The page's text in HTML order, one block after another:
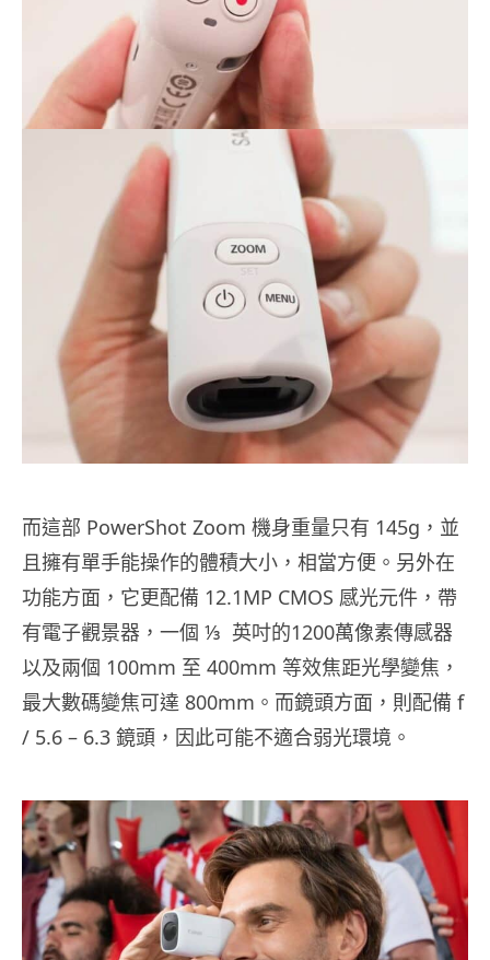
而這部 PowerShot Zoom 機身重量只有 145g，並
且擁有單手能操作的體積大小，相當方便。另外在
功能方面，它更配備 12.1MP CMOS 感光元件，帶
有電子觀景器，一個 ⅓ 英吋的1200萬像素傳感器
以及兩個 100mm 至 400mm 等效焦距光學變焦，
最大數碼變焦可達 800mm。而鏡頭方面，則配備 f
/ 5.6 – 6.3 鏡頭，因此可能不適合弱光環境。